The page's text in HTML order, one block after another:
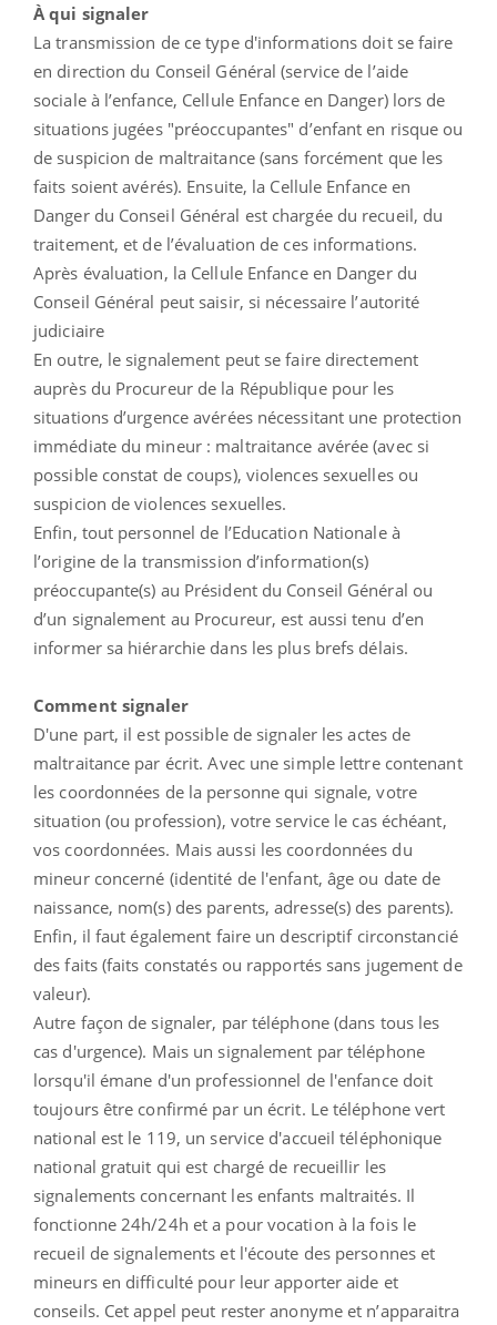
À qui signaler
La transmission de ce type d'informations doit se faire
en direction du Conseil Général (service de l’aide
sociale à l’enfance, Cellule Enfance en Danger) lors de
situations jugées "préoccupantes" d’enfant en risque ou
de suspicion de maltraitance (sans forcément que les
faits soient avérés). Ensuite, la Cellule Enfance en
Danger du Conseil Général est chargée du recueil, du
traitement, et de l’évaluation de ces informations.
Après évaluation, la Cellule Enfance en Danger du
Conseil Général peut saisir, si nécessaire l’autorité
judiciaire
En outre, le signalement peut se faire directement
auprès du Procureur de la République pour les
situations d’urgence avérées nécessitant une protection
immédiate du mineur : maltraitance avérée (avec si
possible constat de coups), violences sexuelles ou
suspicion de violences sexuelles.
Enfin, tout personnel de l’Education Nationale à
l’origine de la transmission d’information(s)
préoccupante(s) au Président du Conseil Général ou
d’un signalement au Procureur, est aussi tenu d’en
informer sa hiérarchie dans les plus brefs délais.
Comment signaler
D'une part, il est possible de signaler les actes de
maltraitance par écrit. Avec une simple lettre contenant
les coordonnées de la personne qui signale, votre
situation (ou profession), votre service le cas échéant,
vos coordonnées. Mais aussi les coordonnées du
mineur concerné (identité de l'enfant, âge ou date de
naissance, nom(s) des parents, adresse(s) des parents).
Enfin, il faut également faire un descriptif circonstancié
des faits (faits constatés ou rapportés sans jugement de
valeur).
Autre façon de signaler, par téléphone (dans tous les
cas d'urgence). Mais un signalement par téléphone
lorsqu'il émane d'un professionnel de l'enfance doit
toujours être confirmé par un écrit. Le téléphone vert
national est le 119, un service d'accueil téléphonique
national gratuit qui est chargé de recueillir les
signalements concernant les enfants maltraités. Il
fonctionne 24h/24h et a pour vocation à la fois le
recueil de signalements et l'écoute des personnes et
mineurs en difficulté pour leur apporter aide et
conseils. Cet appel peut rester anonyme et n’apparaitra